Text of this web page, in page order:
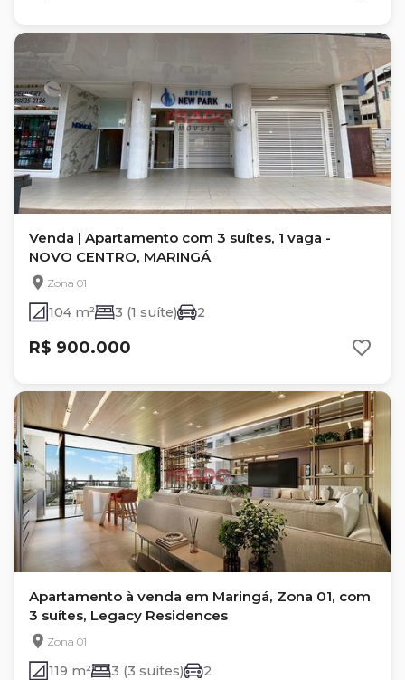
Venda | Apartamento com 3 suítes, 1 vaga -
NOVO CENTRO, MARINGÁ
Zona 01
104 m² 3 (1 suíte) 2
R$ 900.000
Apartamento à venda em Maringá, Zona 01, com
3 suítes, Legacy Residences
Zona 01
119 m² 3 (3 suítes) 2